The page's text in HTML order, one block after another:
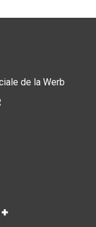
de la Werb